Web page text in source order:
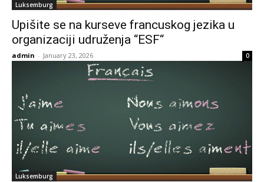
Luksemburg
Upišite se na kurseve francuskog jezika u
organizaciji udruženja “ESF“
admin - January 23, 2026 0
Luksemburg